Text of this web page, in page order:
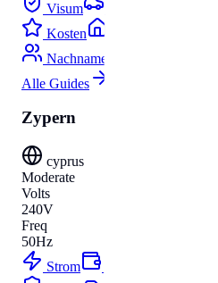
Visum
Kosten
Nachnamen
Alle Guides
Zypern
cyprus
Moderate
Volts
240V
Freq
50Hz
Strom